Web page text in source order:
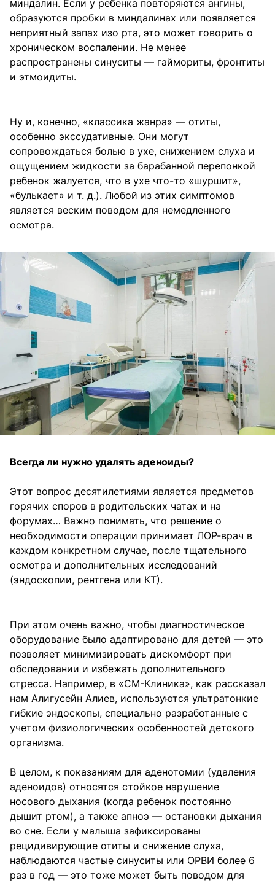
миндалин. Если у ребенка повторяются ангины,
образуются пробки в миндалинах или появляется
неприятный запах изо рта, это может говорить о
хроническом воспалении. Не менее
распространены синуситы — гаймориты, фронтиты
и этмоидиты.
Ну и, конечно, «классика жанра» — отиты,
особенно экссудативные. Они могут
сопровождаться болью в ухе, снижением слуха и
ощущением жидкости за барабанной перепонкой
ребенок жалуется, что в ухе что-то «шуршит»,
«булькает» и т. д.). Любой из этих симптомов
является веским поводом для немедленного
осмотра.
Всегда ли нужно удалять аденоиды?
Этот вопрос десятилетиями является предметов
горячих споров в родительских чатах и на
форумах… Важно понимать, что решение о
необходимости операции принимает ЛОР-врач в
каждом конкретном случае, после тщательного
осмотра и дополнительных исследований
(эндоскопии, рентгена или КТ).
При этом очень важно, чтобы диагностическое
оборудование было адаптировано для детей — это
позволяет минимизировать дискомфорт при
обследовании и избежать дополнительного
стресса. Например, в «СМ-Клиника», как рассказал
нам Алигусейн Алиев, используются ультратонкие
гибкие эндоскопы, специально разработанные с
учетом физиологических особенностей детского
организма.
В целом, к показаниям для аденотомии (удаления
аденоидов) относятся стойкое нарушение
носового дыхания (когда ребенок постоянно
дышит ртом), а также апноэ — остановки дыхания
во сне. Если у малыша зафиксированы
рецидивирующие отиты и снижение слуха,
наблюдаются частые синуситы или ОРВИ более 6
раз в год — это тоже может быть поводом для